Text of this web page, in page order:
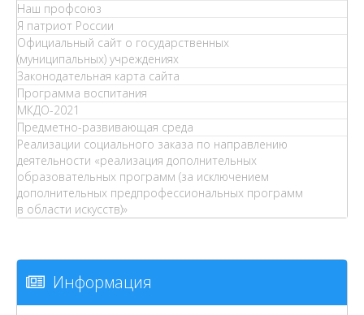
Наш профсоюз
Я патриот России
Официальный сайт о государственных
(муниципальных) учреждениях
Законодательная карта сайта
Программа воспитания
МКДО-2021
Предметно-развивающая среда
Реализации социального заказа по направлению
деятельности «реализация дополнительных
образовательных программ (за исключением
дополнительных предпрофессиональных программ
в области искусств)»
Информация